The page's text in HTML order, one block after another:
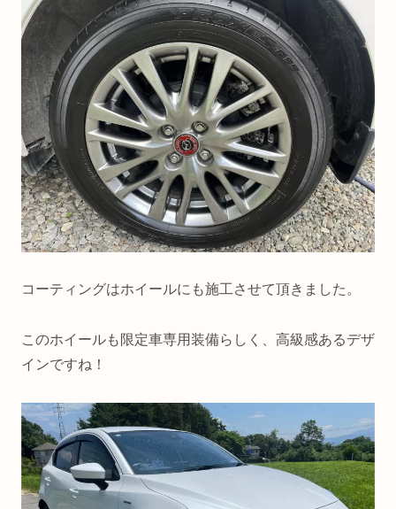
コーティングはホイールにも施工させて頂きました。
このホイールも限定車専用装備らしく、高級感あるデザ
インですね！